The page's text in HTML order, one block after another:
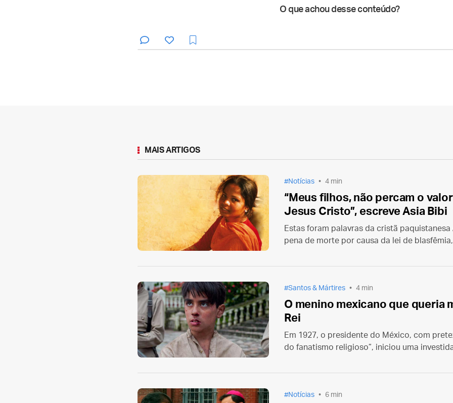
O que achou desse conteúdo?
MAIS ARTIGOS
Notícias 4 min
“Meus filhos, não percam o
Jesus Cristo”, escreve Asia Bibi
Estas foram palavras da cristã paquistanesa
pena de morte por causa da lei de
de aqui!” (Tirem-me daqui!)
Santos & Mártires 4 min
O menino mexicano que queria
Rei
Em 1927, o presidente do México, com
do fanatismo religioso”, iniciou uma
Nesse contexto foi martirizado São José
Notícias 6 min